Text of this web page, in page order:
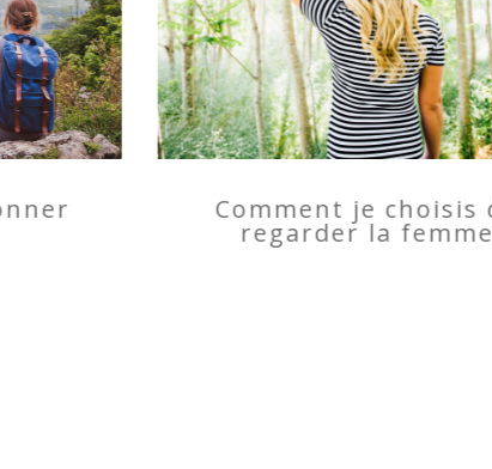
Comment je choisis de
regarder la femme